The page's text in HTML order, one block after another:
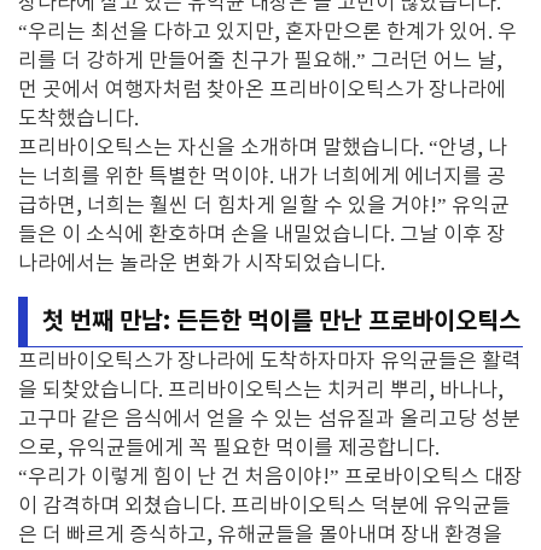
“우리는 최선을 다하고 있지만, 혼자만으론 한계가 있어. 우
리를 더 강하게 만들어줄 친구가 필요해.” 그러던 어느 날,
먼 곳에서 여행자처럼 찾아온 프리바이오틱스가 장나라에
도착했습니다.
프리바이오틱스는 자신을 소개하며 말했습니다. “안녕, 나
는 너희를 위한 특별한 먹이야. 내가 너희에게 에너지를 공
급하면, 너희는 훨씬 더 힘차게 일할 수 있을 거야!” 유익균
들은 이 소식에 환호하며 손을 내밀었습니다. 그날 이후 장
나라에서는 놀라운 변화가 시작되었습니다.
첫 번째 만남: 든든한 먹이를 만난 프로바이오틱스
프리바이오틱스가 장나라에 도착하자마자 유익균들은 활력
을 되찾았습니다. 프리바이오틱스는 치커리 뿌리, 바나나,
고구마 같은 음식에서 얻을 수 있는 섬유질과 올리고당 성분
으로, 유익균들에게 꼭 필요한 먹이를 제공합니다.
“우리가 이렇게 힘이 난 건 처음이야!” 프로바이오틱스 대장
이 감격하며 외쳤습니다. 프리바이오틱스 덕분에 유익균들
은 더 빠르게 증식하고, 유해균들을 몰아내며 장내 환경을